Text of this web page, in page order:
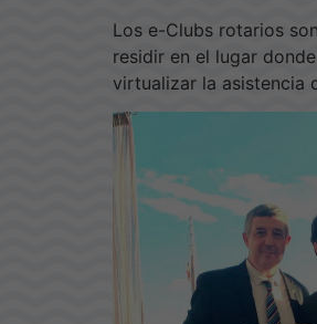
Los e-Clubs rotarios
residir en el lugar
virtualizar la asistencia